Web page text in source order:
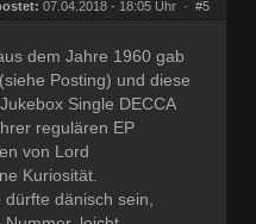
07.04.2018 - 18:05 Uhr · #5
dem Jahre 1960 gab
Posting) und diese
Single DECCA
regulären EP
von Lord
Kuriosität.
dänisch sein,